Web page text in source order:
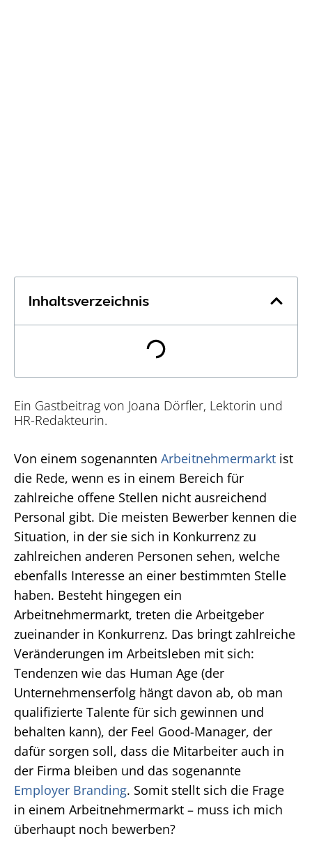
Inhaltsverzeichnis
Ein Gastbeitrag von Joana Dörfler, Lektorin und
HR-Redakteurin.
Von einem sogenannten Arbeitnehmermarkt ist
die Rede, wenn es in einem Bereich für
zahlreiche offene Stellen nicht ausreichend
Personal gibt. Die meisten Bewerber kennen die
Situation, in der sie sich in Konkurrenz zu
zahlreichen anderen Personen sehen, welche
ebenfalls Interesse an einer bestimmten Stelle
haben. Besteht hingegen ein
Arbeitnehmermarkt, treten die Arbeitgeber
zueinander in Konkurrenz. Das bringt zahlreiche
Veränderungen im Arbeitsleben mit sich:
Tendenzen wie das Human Age (der
Unternehmenserfolg hängt davon ab, ob man
qualifizierte Talente für sich gewinnen und
behalten kann), der Feel Good-Manager, der
dafür sorgen soll, dass die Mitarbeiter auch in
der Firma bleiben und das sogenannte
Employer Branding. Somit stellt sich die Frage
in einem Arbeitnehmermarkt – muss ich mich
überhaupt noch bewerben?